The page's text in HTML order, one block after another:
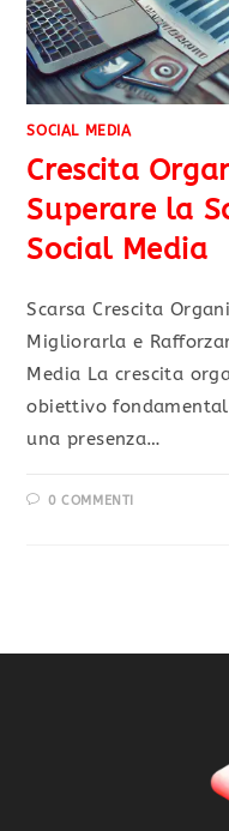
SOCIAL MEDIA
Crescita
Superare la
Social Media
Scarsa Crescita
Migliorarla e
Media La crescita
obiettivo
una presenza…
0 COMMENTI